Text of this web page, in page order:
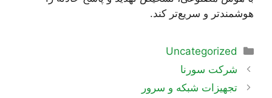
هوشمندتر و سریع‌تر کند.
دسته‌ها
Uncategorized
ناوبری
نوشته‌ها
شرکت سورنا
تجهیزات شبکه و سرور